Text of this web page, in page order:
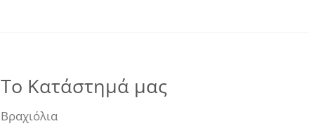
Το Κατάστημά μας
Βραχιόλια